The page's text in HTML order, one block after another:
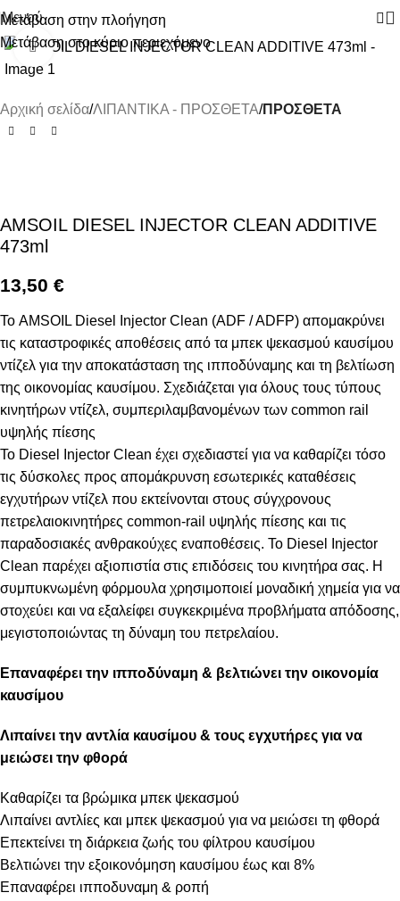
Μετάβαση στην πλοήγηση
Μετάβαση στο κύριο περιεχόμενο
Μενού
Κάντε κλικ για μεγέθυνση
Αρχική σελίδα ΛΙΠΑΝΤΙΚΑ - ΠΡΟΣΘΕΤΑ ΠΡΟΣΘΕΤΑ
AMSOIL DIESEL INJECTOR CLEAN ADDITIVE
473ml
13,50 €
Το AMSOIL Diesel Injector Clean (ADF / ADFP) απομακρύνει
τις καταστροφικές αποθέσεις από τα μπεκ ψεκασμού καυσίμου
ντίζελ για την αποκατάσταση της ιπποδύναμης και τη βελτίωση
της οικονομίας καυσίμου. Σχεδιάζεται για όλους τους τύπους
κινητήρων ντίζελ, συμπεριλαμβανομένων των common rail
υψηλής πίεσης
Το Diesel Injector Clean έχει σχεδιαστεί για να καθαρίζει τόσο
τις δύσκολες προς απομάκρυνση εσωτερικές καταθέσεις
εγχυτήρων ντίζελ που εκτείνονται στους σύγχρονους
πετρελαιοκινητήρες common-rail υψηλής πίεσης και τις
παραδοσιακές ανθρακούχες εναποθέσεις. Το Diesel Injector
Clean παρέχει αξιοπιστία στις επιδόσεις του κινητήρα σας. Η
συμπυκνωμένη φόρμουλα χρησιμοποιεί μοναδική χημεία για να
στοχεύει και να εξαλείφει συγκεκριμένα προβλήματα απόδοσης,
μεγιστοποιώντας τη δύναμη του πετρελαίου.
Επαναφέρει την ιπποδύναμη & βελτιώνει την οικονομία
καυσίμου
Λιπαίνει την αντλία καυσίμου & τους εγχυτήρες για να
μειώσει την φθορά
Καθαρίζει τα βρώμικα μπεκ ψεκασμού
Λιπαίνει αντλίες και μπεκ ψεκασμού για να μειώσει τη φθορά
Επεκτείνει τη διάρκεια ζωής του φίλτρου καυσίμου
Βελτιώνει την εξοικονόμηση καυσίμου έως και 8%
Επαναφέρει ιπποδυναμη & ροπή